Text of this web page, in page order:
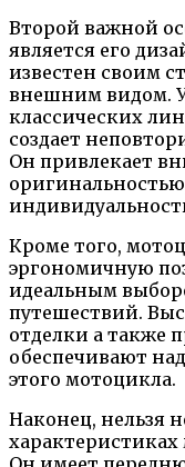
Второй важной
является его
известен своим
внешним видом.
классических
создает
Он привлекает
Кроме того,
эргономичную
идеальным
путешествий.
отделки а также
обеспечивают
этого мотоцикла.
Наконец, нельзя
характеристиках